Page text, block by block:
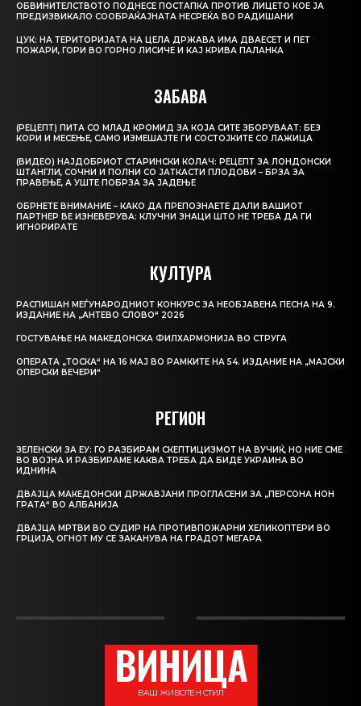
ОБВИНИТЕЛСТВОТО ПОДНЕСЕ ПОСТАПКА ПРОТИВ ЛИЦЕТО КОЕ ЈА
ПРЕДИЗВИКАЛО СООБРАЌАЈНАТА НЕСРЕЌА ВО РАДИШАНИ
ЦУК: НА ТЕРИТОРИЈАТА НА ЦЕЛА ДРЖАВА ИМА ДВАЕСЕТ И ПЕТ
ПОЖАРИ, ГОРИ ВО ГОРНО ЛИСИЧЕ И КАЈ КРИВА ПАЛАНКА
ЗАБАВА
(РЕЦЕПТ) ПИТА СО МЛАД КРОМИД ЗА КОЈА СИТЕ ЗБОРУВААТ: БЕЗ
КОРИ И МЕСЕЊЕ, САМО ИЗМЕШАЈТЕ ГИ СОСТОЈКИТЕ СО ЛАЖИЦА
(ВИДЕО) НАЈДОБРИОТ СТАРИНСКИ КОЛАЧ: РЕЦЕПТ ЗА ЛОНДОНСКИ
ШТАНГЛИ, СОЧНИ И ПОЛНИ СО ЈАТКАСТИ ПЛОДОВИ – БРЗА ЗА
ПРАВЕЊЕ, А УШТЕ ПОБРЗА ЗА ЈАДЕЊЕ
ОБРНЕТЕ ВНИМАНИЕ – КАКО ДА ПРЕПОЗНАЕТЕ ДАЛИ ВАШИОТ
ПАРТНЕР ВЕ ИЗНЕВЕРУВА: КЛУЧНИ ЗНАЦИ ШТО НЕ ТРЕБА ДА ГИ
ИГНОРИРАТЕ
КУЛТУРА
РАСПИШАН МЕЃУНАРОДНИОТ КОНКУРС ЗА НЕОБЈАВЕНА ПЕСНА НА 9.
ИЗДАНИЕ НА „АНТЕВО СЛОВО“ 2026
ГОСТУВАЊЕ НА МАКЕДОНСКА ФИЛХАРМОНИЈА ВО СТРУГА
ОПЕРАТА „ТОСКА“ НА 16 МАЈ ВО РАМКИТЕ НА 54. ИЗДАНИЕ НА „МАЈСКИ
ОПЕРСКИ ВЕЧЕРИ“
РЕГИОН
ЗЕЛЕНСКИ ЗА ЕУ: ГО РАЗБИРАМ СКЕПТИЦИЗМОТ НА ВУЧИЌ, НО НИЕ СМЕ
ВО ВОЈНА И РАЗБИРАМЕ КАКВА ТРЕБА ДА БИДЕ УКРАИНА ВО
ИДНИНА
ДВАЈЦА МАКЕДОНСКИ ДРЖАВЈАНИ ПРОГЛАСЕНИ ЗА „ПЕРСОНА НОН
ГРАТА“ ВО АЛБАНИЈА
ДВАЈЦА МРТВИ ВО СУДИР НА ПРОТИВПОЖАРНИ ХЕЛИКОПТЕРИ ВО
ГРЦИЈА, ОГНОТ МУ СЕ ЗАКАНУВА НА ГРАДОТ МЕГАРА
ВИНИЦА
ВАШ ЖИВОТЕН СТИЛ